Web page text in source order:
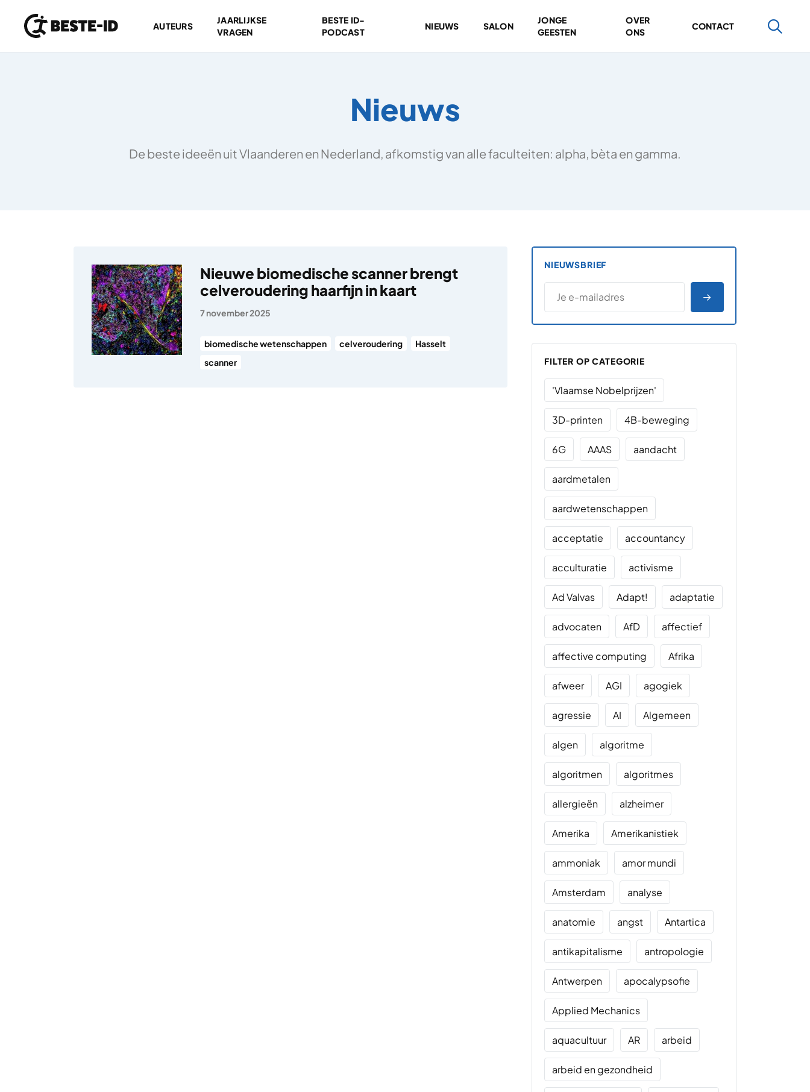
Ga naar inhoud
AUTEURS
JAARLIJKSE
VRAGEN
BESTE ID-
PODCAST
NIEUWS SALON
JONGE
GEESTEN
OVER
ONS
CONTACT
Nieuws
De beste ideeën uit Vlaanderen en Nederland, afkomstig van alle faculteiten: alpha, bèta en gamma.
Nieuwe biomedische scanner brengt
celveroudering haarfijn in kaart
7 november 2025
biomedische wetenschappen celveroudering
Hasselt
scanner
NIEUWSBRIEF
E-MAILADRES
*
AANMELDEN
FILTER OP CATEGORIE
'Vlaamse Nobelprijzen'
3D-printen 4B-beweging
6G AAAS aandacht
aardmetalen
aardwetenschappen
acceptatie accountancy
acculturatie activisme
Ad Valvas Adapt! adaptatie
advocaten AfD affectief
affective computing Afrika
afweer AGI agogiek
agressie AI Algemeen
algen algoritme
algoritmen algoritmes
allergieën alzheimer
Amerika Amerikanistiek
ammoniak amor mundi
Amsterdam analyse
anatomie angst Antartica
antikapitalisme antropologie
Antwerpen apocalypsofie
Applied Mechanics
aquacultuur AR arbeid
arbeid en gezondheid